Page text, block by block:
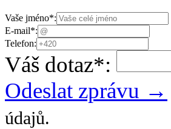
Vaše jméno*:
E-mail*:
Telefon:
Váš dotaz*:
Odeslat zprávu →
údajů.